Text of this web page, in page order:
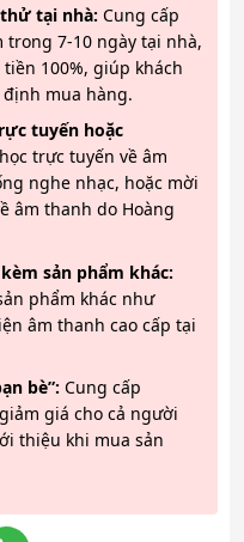
tại nhà: Cung cấp
7-10 ngày tại nhà,
100%, giúp khách
mua hàng.
tuyến hoặc
trực tuyến về âm
nghe nhạc, hoặc mời
âm thanh do Hoàng
sản phẩm khác:
phẩm khác như
âm thanh cao cấp tại
bè”: Cung cấp
giá cho cả người
thiệu khi mua sản